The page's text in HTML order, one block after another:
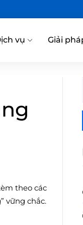
vụ Giải
theo các
vững chắc.